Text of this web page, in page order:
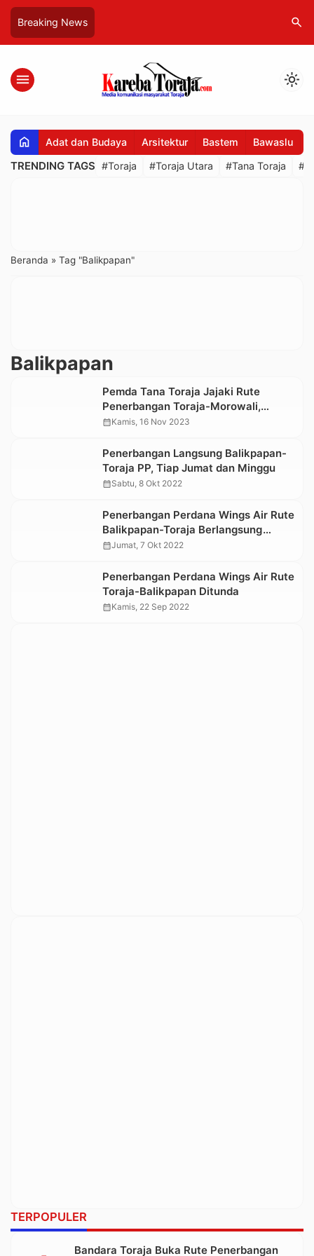
Breaking News search
menu light_mode
home Adat dan Budaya Arsitektur Bastem Bawaslu
TRENDING TAGS #Toraja #Toraja Utara #Tana Toraja
Beranda » Tag "Balikpapan"
Balikpapan
Pemda Tana Toraja Jajaki Rute
Penerbangan Toraja-Morowali,
Balikpapan 3 Kali Sepekan
calendar_monthKamis, 16 Nov 2023
Penerbangan Langsung Balikpapan-
Toraja PP, Tiap Jumat dan Minggu
calendar_monthSabtu, 8 Okt 2022
Penerbangan Perdana Wings Air Rute
Balikpapan-Toraja Berlangsung
Sukses
calendar_monthJumat, 7 Okt 2022
Penerbangan Perdana Wings Air Rute
Toraja-Balikpapan Ditunda
calendar_monthKamis, 22 Sep 2022
TERPOPULER
Bandara Toraja Buka Rute Penerbangan